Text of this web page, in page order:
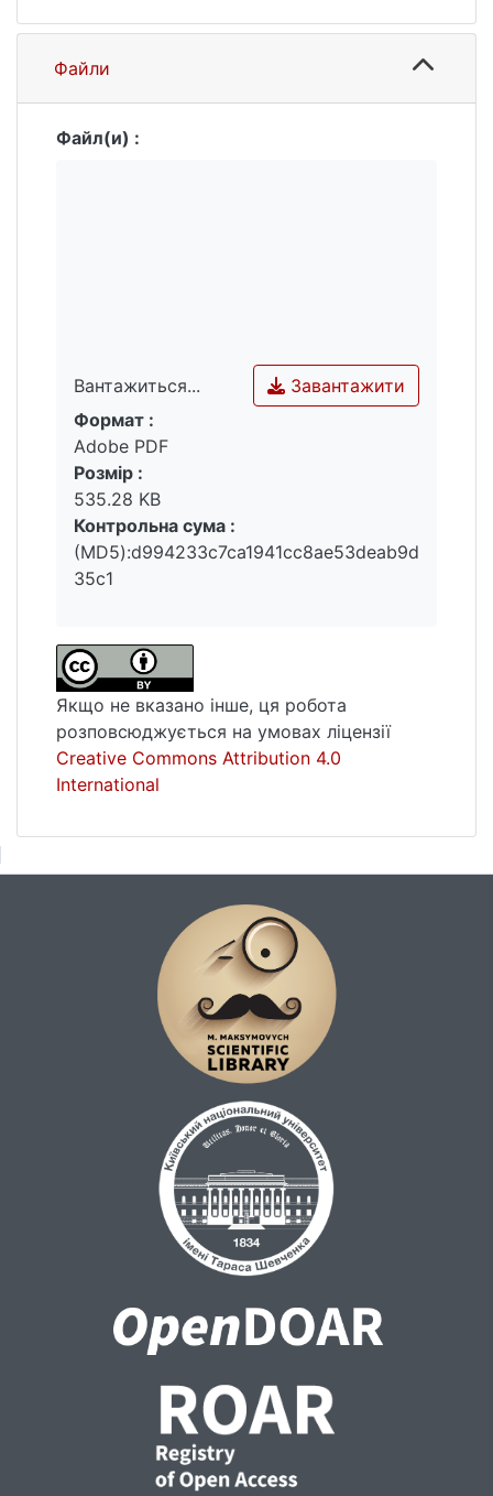
Файли
Файл(и) :
Вантажиться...
Вантажиться...
Завантажити
Формат :
Adobe PDF
Розмір :
535.28 KB
Контрольна сума :
(MD5):d994233c7ca1941cc8ae53deab9d
35c1
Якщо не вказано інше, ця робота
розповсюджується на умовах ліцензії
Creative Commons Attribution 4.0
International